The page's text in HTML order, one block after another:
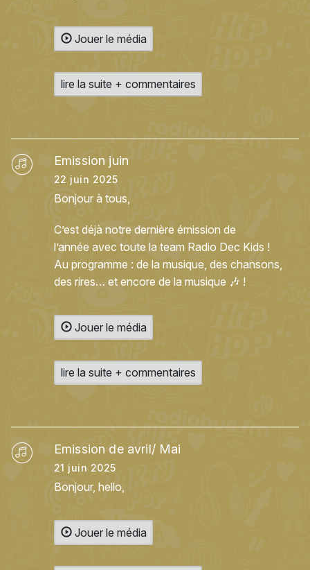
Jouer le média
lire la suite + commentaires
Emission juin
22 juin 2025
Bonjour à tous,
C’est déjà notre dernière émission de
l’année avec toute la team Radio Dec Kids !
Au programme : de la musique, des chansons,
des rires… et encore de la musique 🎶 !
Jouer le média
lire la suite + commentaires
Emission de avril/ Mai
21 juin 2025
Bonjour, hello,
Jouer le média